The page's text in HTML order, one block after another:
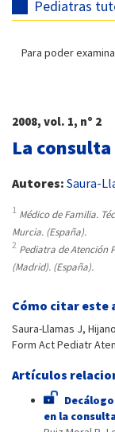
Pediatras
Para poder
2008, vol. 1, nº 2
La
Autores: Saura-
1 Médico de Familia.
Murcia. (España).
2 Pediatra de Atención
(Madrid). (España).
Cómo citar este
Saura-Llamas J,
Form Act Pediatr
Artículos
en la